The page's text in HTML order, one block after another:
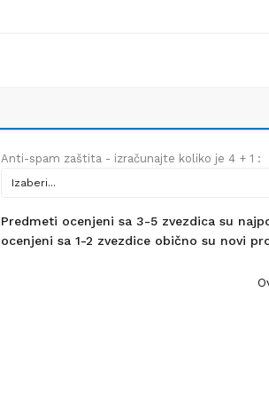
Anti-spam zaštita - izračunajte koliko je 4 + 1 :
Predmeti ocenjeni sa 3-5 zvezdica su
ocenjeni sa 1-2 zvezdice obično su novi